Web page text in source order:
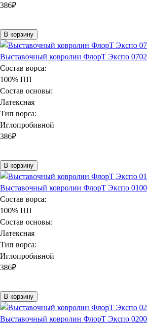
386₽
В корзину
Выставочный ковролин ФлорТ Экспо
Состав ворса:
100% ПП
Состав основы:
Латексная
Тип ворса:
Иглопробивной
386₽
В корзину
Выставочный ковролин ФлорТ Экспо
Состав ворса:
100% ПП
Состав основы:
Латексная
Тип ворса:
Иглопробивной
386₽
В корзину
Выставочный ковролин ФлорТ Экспо